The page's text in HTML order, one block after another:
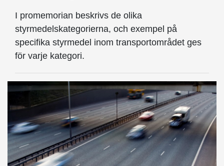
I promemorian beskrivs de olika
styrmedelskategorierna, och exempel på
specifika styrmedel inom transportområdet ges
för varje kategori.